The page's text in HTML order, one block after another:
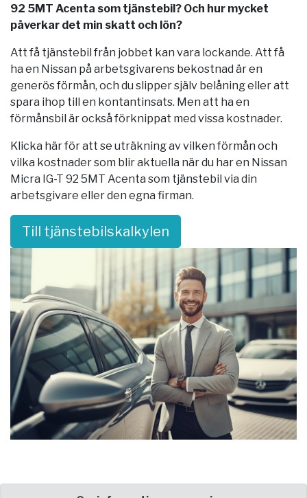
92 5MT Acenta som tjänstebil? Och hur mycket
påverkar det min skatt och lön?
Att få tjänstebil från jobbet kan vara lockande. Att få
ha en Nissan på arbetsgivarens bekostnad är en
generös förmån, och du slipper själv belåning eller att
spara ihop till en kontantinsats. Men att ha en
förmånsbil är också förknippat med vissa kostnader.
Klicka här för att se uträkning av vilken förmån och
vilka kostnader som blir aktuella när du har en Nissan
Micra IG-T 92 5MT Acenta som tjänstebil via din
arbetsgivare eller den egna firman.
Till tjänstebilskalkylen